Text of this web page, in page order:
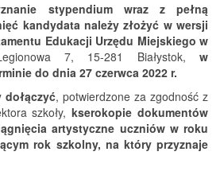
stypendium wraz z pełną
kandydata należy złożyć w wersji
Edukacji Urzędu Miejskiego w
7, 15-281 Białystok, w
do dnia 27 czerwca 2022 r.
dołączyć, potwierdzone za zgodność z
szkoły,kserokopie dokumentów
artystyczne uczniów w roku
rok szkolny, na który przyznaje